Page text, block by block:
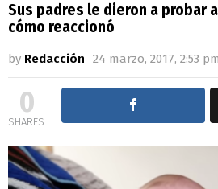
Sus padres le dieron a probar
cómo reaccionó
by Redacción 24 marzo, 2017, 2:53 pm
0
SHARES